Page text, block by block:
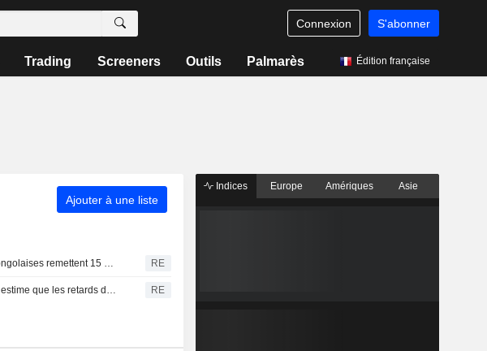
Connexion S'abonner
Trading Screeners Outils Palmarès Édition française
Ajouter à une liste
Les autorités congolaises remettent 15 prisonniers aux rebelles du M23 RE
ConocoPhillips estime que les retards du projet de GNL au Qatar se limiteront à quelques mois RE
Indices Europe Amériques Asie